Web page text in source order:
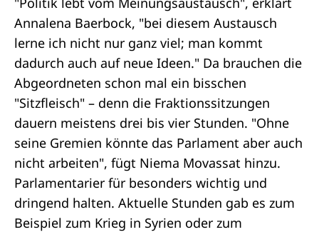
Annalena Baerbock, "bei diesem Austausch
lerne ich nicht nur ganz viel; man kommt
dadurch auch auf neue Ideen." Da brauchen die
Abgeordneten schon mal ein bisschen
"Sitzfleisch" – denn die Fraktionssitzungen
dauern meistens drei bis vier Stunden. "Ohne
seine Gremien könnte das Parlament aber auch
nicht arbeiten", fügt Niema Movassat hinzu.
Parlamentarier für besonders wichtig und
dringend halten. Aktuelle Stunden gab es zum
Beispiel zum Krieg in Syrien oder zum